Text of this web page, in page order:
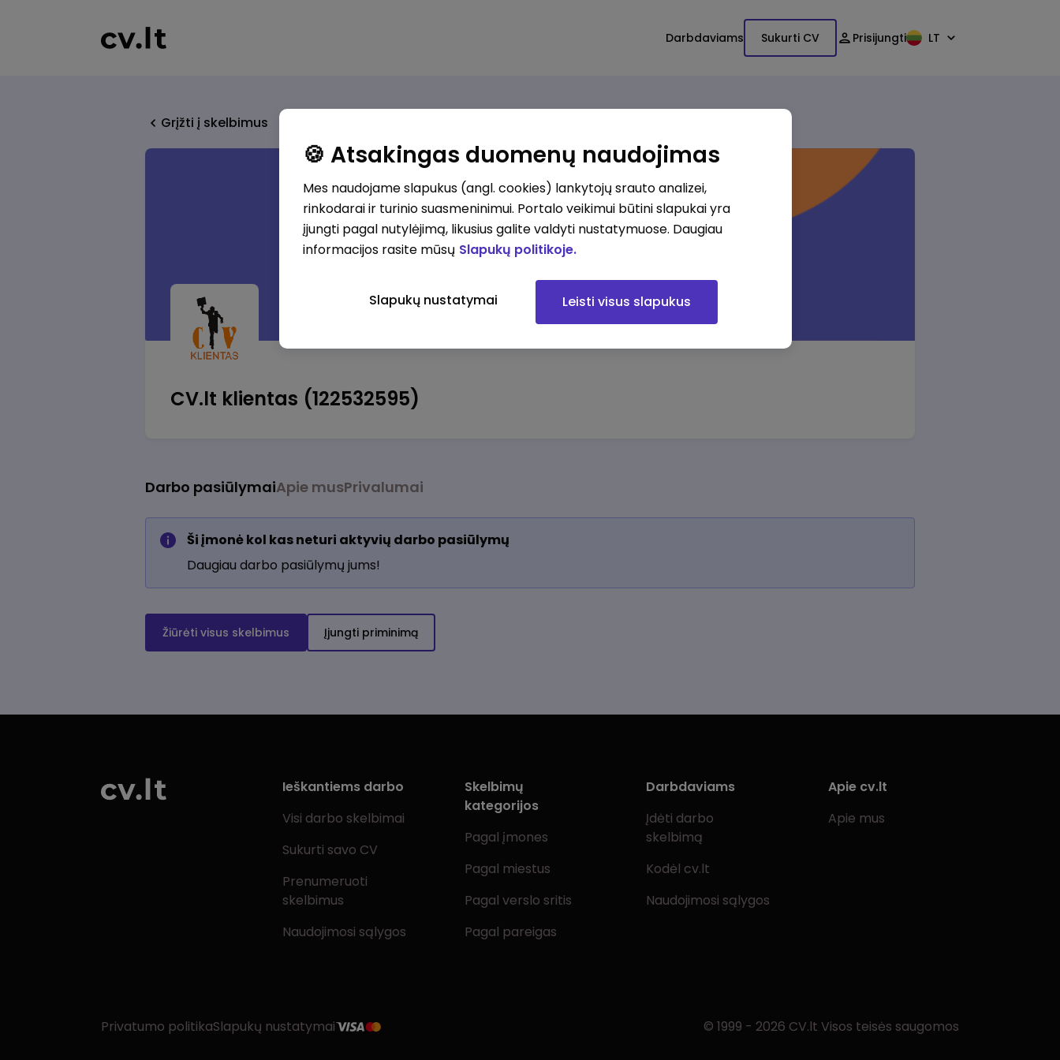
Darbdaviams Sukurti CV Prisijungti LT
Grįžti į skelbimus
CV.lt klientas (122532595)
Darbo pasiūlymaiApie musPrivalumai
Ši įmonė kol kas neturi aktyvių darbo pasiūlymų
Daugiau darbo pasiūlymų jums!
Žiūrėti visus skelbimus Įjungti priminimą
Ieškantiems darbo
Visi darbo skelbimai
Sukurti savo CV
Prenumeruoti
skelbimus
Naudojimosi sąlygos
Skelbimų
kategorijos
Pagal įmones
Pagal miestus
Pagal verslo sritis
Pagal pareigas
Darbdaviams
Įdėti darbo
skelbimą
Kodėl cv.lt
Naudojimosi sąlygos
Apie cv.lt
Apie mus
Privatumo politikaSlapukų nustatymai © 1999 - 2026 CV.lt Visos teisės saugomos
🍪 Atsakingas duomenų naudojimas
Mes naudojame slapukus (angl. cookies) lankytojų srauto analizei,
rinkodarai ir turinio suasmeninimui. Portalo veikimui būtini slapukai yra
įjungti pagal nutylėjimą, likusius galite valdyti nustatymuose. Daugiau
informacijos rasite mūsų Slapukų politikoje.
Slapukų nustatymai Leisti visus slapukus